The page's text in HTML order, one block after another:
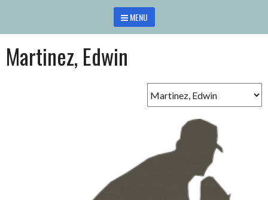
contenido
MENU
Martinez, Edwin